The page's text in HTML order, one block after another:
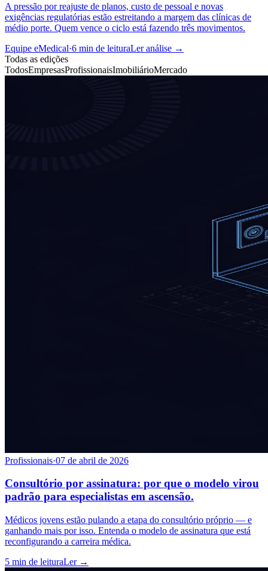
A pressão por reajuste de planos, custo de pessoal e novas
exigências regulatórias estão estreitando a margem das clínicas de
médio porte. Quem vence o ciclo está fazendo três movimentos.
Equipe eMedical·6 min de leituraLer análise →
Todas as edições
TodosEmpresasProfissionaisImobiliárioMercado
Profissionais·07 de abril de 2026
Consultório por assinatura: por que o modelo virou
padrão para especialistas em ascensão.
Médicos jovens estão pulando a etapa do consultório próprio — e
ganhando mais por isso. Entenda o modelo de assinatura que está
reconfigurando a carreira médica.
5 min de leituraLer →